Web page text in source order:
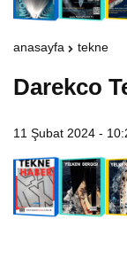
anasayfa tekne
Darekco
11 Şubat 2024 -